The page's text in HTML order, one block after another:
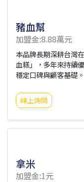
豬血幫
加盟金:8.88萬元
本品牌長期深耕台灣
血糕」，多年來持續
穩定口碑與顧客基礎
（SOP），涵蓋原料
確保各據點皆能維持
中，都具備良好的銷
料配送、營運指導與
明確方向與穩定依循
度與市場能見
線上詢問
拿米
加盟金:1元